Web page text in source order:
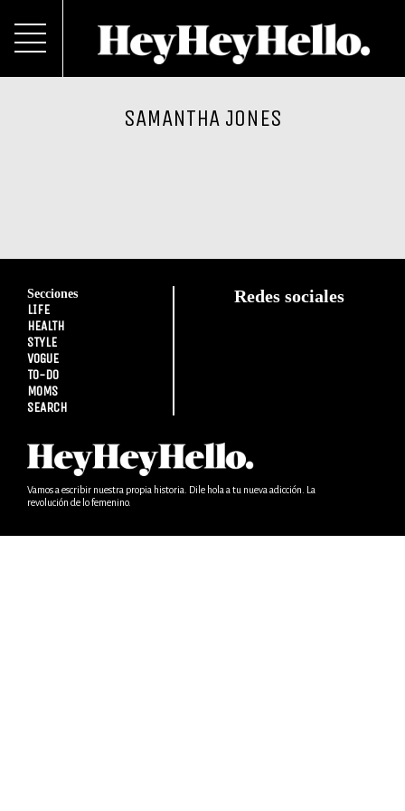
SAMANTHA JONES
Secciones
LIFE
HEALTH
STYLE
VOGUE
TO-DO
MOMS
SEARCH
Redes sociales
Vamos a escribir nuestra propia historia. Dile hola a tu nueva adicción. La
revolución de lo femenino.